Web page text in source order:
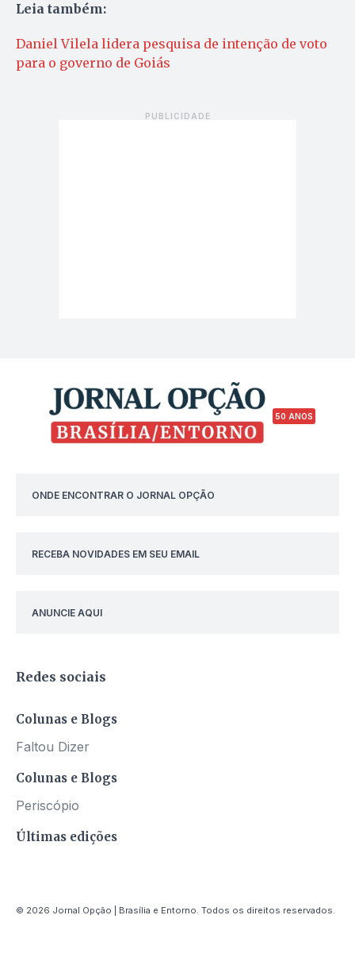
Leia também:
Daniel Vilela lidera pesquisa de intenção de voto
para o governo de Goiás
50 ANOS
ONDE ENCONTRAR O JORNAL OPÇÃO
RECEBA NOVIDADES EM SEU EMAIL
ANUNCIE AQUI
Redes sociais
Colunas e Blogs
Faltou Dizer
Colunas e Blogs
Periscópio
Últimas edições
© 2026 Jornal Opção | Brasília e Entorno. Todos os direitos reservados.